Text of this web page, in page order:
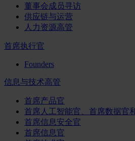
董事会成员寻访
供应链与运营
人力资源高管
首席执行官
Founders
信息与技术高管
首席产品官
首席人工智能官、首席数据官
首席信息安全官
首席信息官